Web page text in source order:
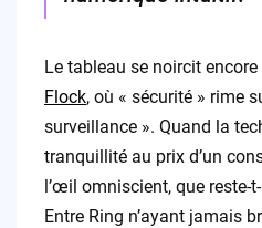
Le tableau se noircit encore
Flock, où « sécurité » rime
surveillance ». Quand la
tranquillité au prix d’un
l’œil omniscient, que reste-
Entre Ring n’ayant jamais